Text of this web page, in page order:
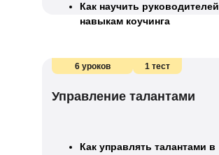
Как научить руководителей
навыкам коучинга
6 уроков 1 тест
Управление талантами
Как управлять талантами в